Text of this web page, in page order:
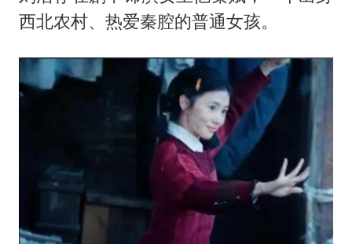
西北农村、热爱秦腔的普通女孩。